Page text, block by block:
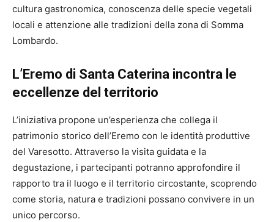
cultura gastronomica, conoscenza delle specie vegetali
locali e attenzione alle tradizioni della zona di Somma
Lombardo.
L’Eremo di Santa Caterina incontra le
eccellenze del territorio
L’iniziativa propone un’esperienza che collega il
patrimonio storico dell’Eremo con le identità produttive
del Varesotto. Attraverso la visita guidata e la
degustazione, i partecipanti potranno approfondire il
rapporto tra il luogo e il territorio circostante, scoprendo
come storia, natura e tradizioni possano convivere in un
unico percorso.